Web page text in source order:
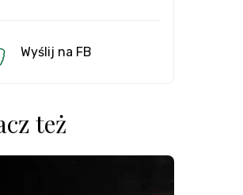
Wyślij na FB
też